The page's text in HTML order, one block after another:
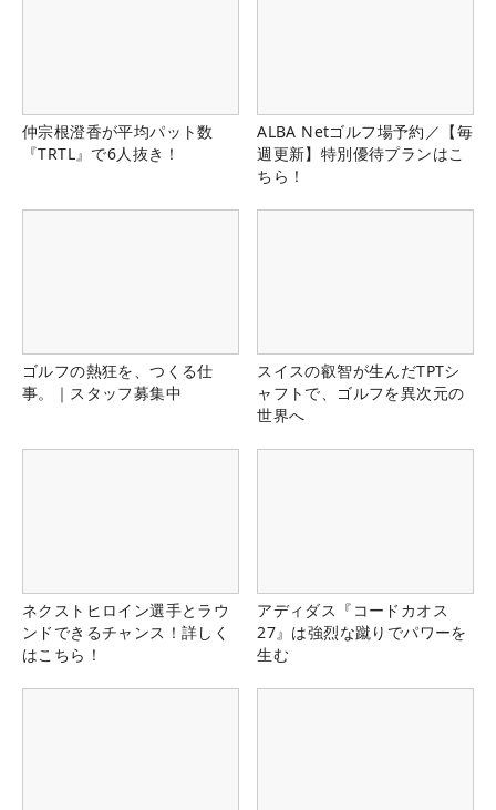
仲宗根澄香が平均パット数
『TRTL』で6人抜き！
ALBA Netゴルフ場予約／【毎
週更新】特別優待プランはこ
ちら！
ゴルフの熱狂を、つくる仕
事。｜スタッフ募集中
スイスの叡智が生んだTPTシ
ャフトで、ゴルフを異次元の
世界へ
ネクストヒロイン選手とラウ
ンドできるチャンス！詳しく
はこちら！
アディダス『コードカオス
27』は強烈な蹴りでパワーを
生む